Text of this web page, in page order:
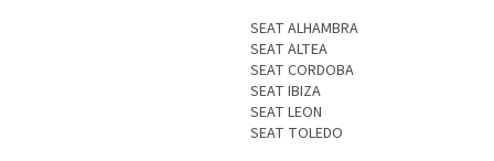
SEAT ALHAMBRA
SEAT ALTEA
SEAT CORDOBA
SEAT IBIZA
SEAT LEON
SEAT TOLEDO